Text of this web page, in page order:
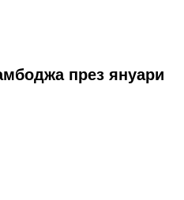
през януари